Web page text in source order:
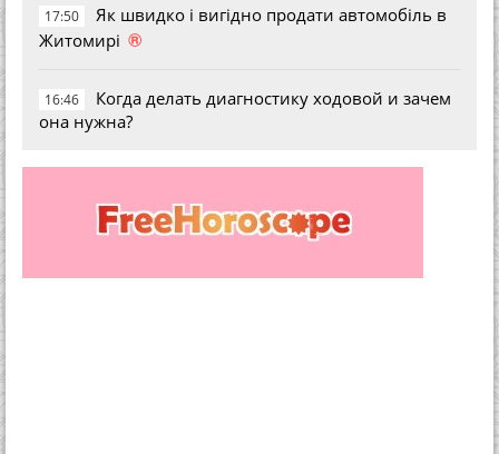
17:50
Як швидко і вигідно продати автомобіль в
Житомирі ®
16:46
Когда делать диагностику ходовой и зачем
она нужна?